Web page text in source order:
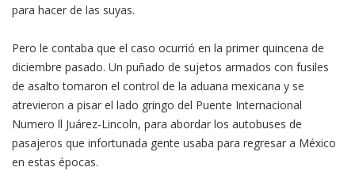
para hacer de las suyas.
Pero le contaba que el caso ocurrió en la primer quincena de
diciembre pasado. Un puñado de sujetos armados con fusiles
de asalto tomaron el control de la aduana mexicana y se
atrevieron a pisar el lado gringo del Puente Internacional
Numero ll Juárez-Lincoln, para abordar los autobuses de
pasajeros que infortunada gente usaba para regresar a México
en estas épocas.